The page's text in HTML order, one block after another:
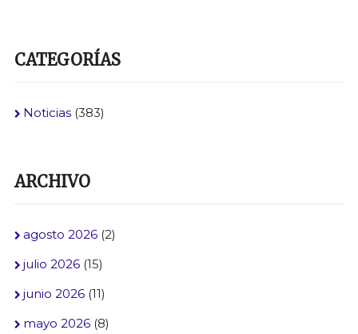
CATEGORÍAS
Noticias(383)
ARCHIVO
agosto 2026(2)
julio 2026(15)
junio 2026(11)
mayo 2026(8)